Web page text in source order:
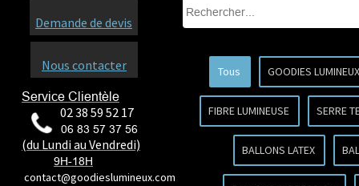
Service Clientèle
02 38 59 52 17
06 83 57 37 56
(du Lundi au Vendredi)
9H-18H
contact@goodieslumineux.com
Demande de devis
Nous contacter Tous GOODIES
FIBRE LUMINEUSE SERRE
BALLONS LATEX